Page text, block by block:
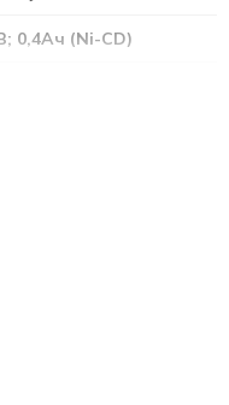
0,4Ач (Ni-CD)
/ стена